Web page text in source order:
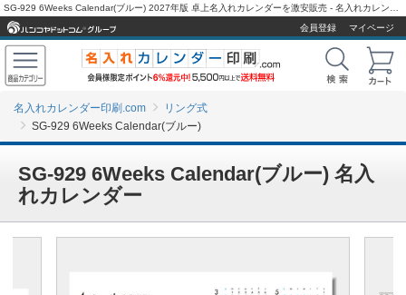
会員登録
マイページ
名入れカレンダー印刷.com
リング式
SG-929 6Weeks Calendar(ブルー)
SG-929 6Weeks Calendar(ブルー) 名入
れカレンダー